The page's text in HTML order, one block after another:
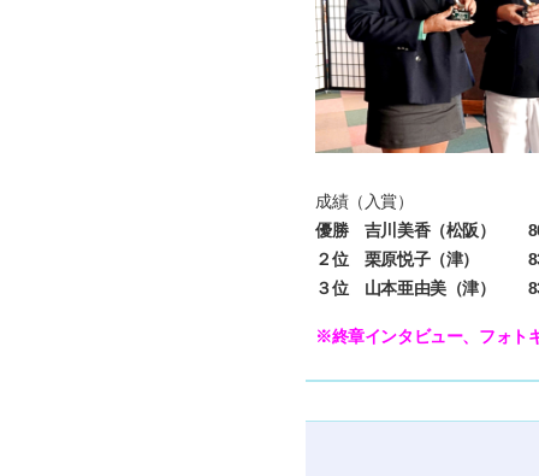
成績（入賞）
優勝 吉川美香（松阪）
２位 栗原悦子（津） 83
３位 山本亜由美（津）
※終章インタビュー、フォト